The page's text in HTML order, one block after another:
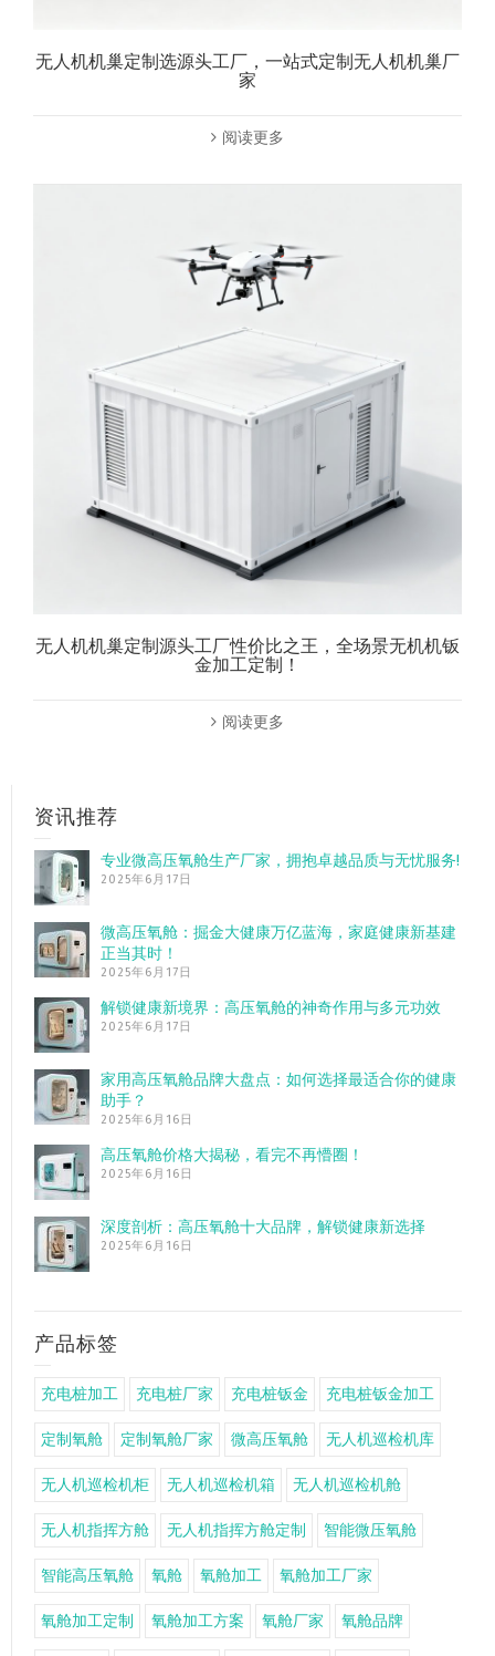
无人机机巢定制选源头工厂，一站式定制无人机机巢厂
家
阅读更多
无人机机巢定制源头工厂性价比之王，全场景无机机钣
金加工定制！
阅读更多
资讯推荐
专业微高压氧舱生产厂家，拥抱卓越品质与无忧服务!
2025年6月17日
微高压氧舱：掘金大健康万亿蓝海，家庭健康新基建
正当其时！
2025年6月17日
解锁健康新境界：高压氧舱的神奇作用与多元功效
2025年6月17日
家用高压氧舱品牌大盘点：如何选择最适合你的健康
助手？
2025年6月16日
高压氧舱价格大揭秘，看完不再懵圈！
2025年6月16日
深度剖析：高压氧舱十大品牌，解锁健康新选择
2025年6月16日
产品标签
充电桩加工 充电桩厂家 充电桩钣金 充电桩钣金加工
定制氧舱 定制氧舱厂家 微高压氧舱 无人机巡检机库
无人机巡检机柜 无人机巡检机箱 无人机巡检机舱
无人机指挥方舱 无人机指挥方舱定制 智能微压氧舱
智能高压氧舱 氧舱 氧舱加工 氧舱加工厂家
氧舱加工定制 氧舱加工方案 氧舱厂家 氧舱品牌